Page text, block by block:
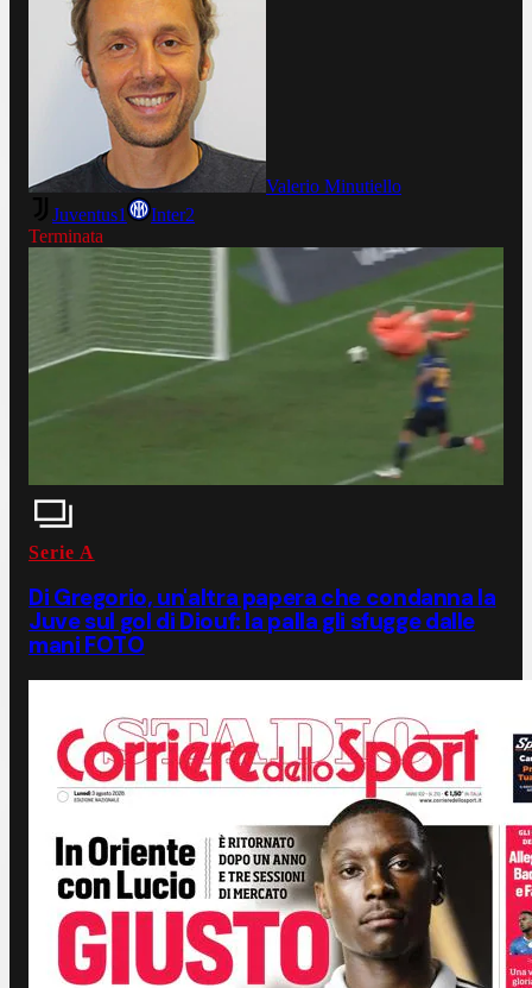
Valerio Minutiello
Juventus1 Inter2
Terminata
Serie A
Di Gregorio, un'altra papera che condanna la
Juve sul gol di Diouf: la palla gli sfugge dalle
mani FOTO